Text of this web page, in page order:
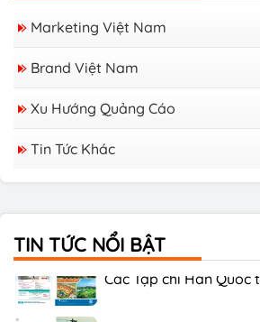
Marketing Việt Nam
Brand Việt Nam
Xu Hướng Quảng Cáo
Tin Tức Khác
TIN TỨC NỔI BẬT
Các Tạp chí Hàn Quốc